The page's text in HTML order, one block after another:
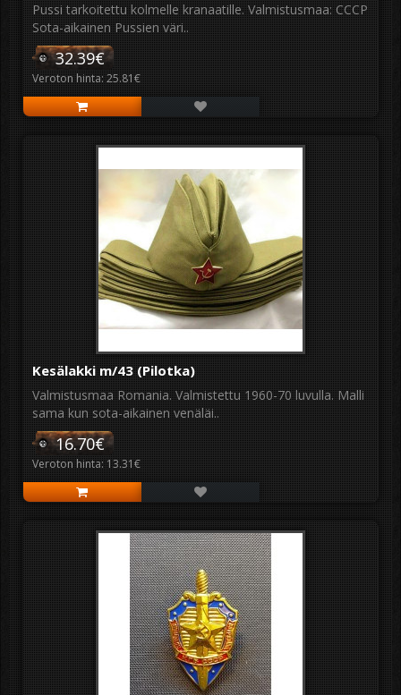
Pussi tarkoitettu kolmelle kranaatille. Valmistusmaa: CCCP
Sota-aikainen Pussien väri..
32.39€
Veroton hinta: 25.81€
Kesälakki m/43 (Pilotka)
Valmistusmaa Romania. Valmistettu 1960-70 luvulla. Malli
sama kun sota-aikainen venäläi..
16.70€
Veroton hinta: 13.31€